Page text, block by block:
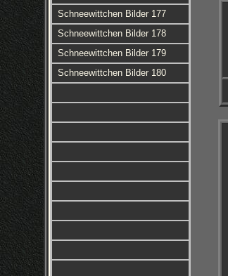
Schneewittchen Bilder 177
Schneewittchen Bilder 178
Schneewittchen Bilder 179
Schneewittchen Bilder 180